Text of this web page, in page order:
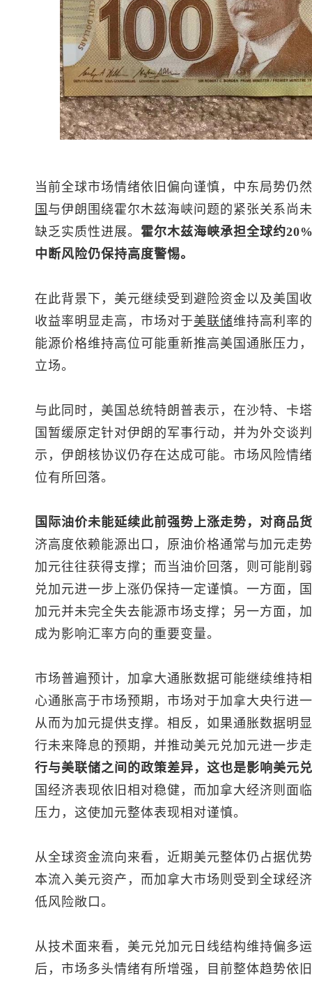
当前全球市场情绪依旧偏向谨慎，中东局势仍
国 与伊朗围绕霍尔木兹海峡问题的紧张关系尚
缺乏实质性进展。 霍尔木兹海峡承担全球约
中断风险仍保持高度警惕。
在此背景下，美元继续受到避险资金以及美国
收益率明显走高，市场对于美联储维持高利率
能源价格维持高位可能重新推高美国通胀压力
立场。
与此同时，美国总统特朗普表示，在沙特、卡
国暂缓原定针对伊朗的军事行动，并为外交谈
示，伊朗核协议仍存在达成可能。市场风险情
位有所回落。
国际油价未能延续此前强势上涨走势，对商品
济高度依赖能源出口，原油价格通常与加元走
加元往往获得支撑；而当油价回落，则可能削
兑加元进一步上涨仍保持一定谨慎。一方面，
加元并未完全失去能源市场支撑；另一方面，
成为影响汇率方向的重要变量。
市场普遍预计，加拿大通胀数据可能继续维持
心通胀高于市场预期，市场对于加拿大央行进
从而为加元提供支撑。相反，如果通胀数据明
行未来降息的预期，并推动美元兑加元进一步
行与美联储之间的政策差异，这也是影响美元
国经济表现依旧相对稳健，而加拿大经济则面
压力，这使加元整体表现相对谨慎。
从全球资金流向来看，近期美元整体仍占据优
本流入美元资产，而加拿大市场则受到全球经
低风险敞口。
从技术面来看， 美元兑加元 日线结构维持偏多
后，市场多头情绪有所增强，目前整体趋势依